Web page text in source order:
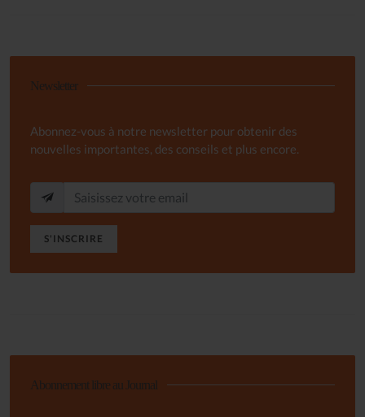
Newsletter
Abonnez-vous à notre newsletter pour obtenir des
nouvelles importantes, des conseils et plus encore.
S'INSCRIRE
Abonnement libre au Journal